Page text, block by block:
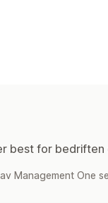
best for bedriften
Management One